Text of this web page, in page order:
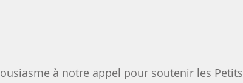
à notre appel pour soutenir les Petits